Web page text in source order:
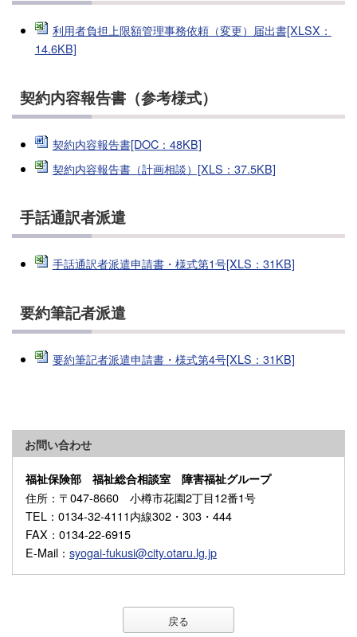
利用者負担上限額管理事務依頼（変更）届出書[XLSX：
14.6KB]
契約内容報告書（参考様式）
契約内容報告書[DOC：48KB]
契約内容報告書（計画相談）[XLS：37.5KB]
手話通訳者派遣
手話通訳者派遣申請書・様式第1号[XLS：31KB]
要約筆記者派遣
要約筆記者派遣申請書・様式第4号[XLS：31KB]
お問い合わせ
福祉保険部 福祉総合相談室 障害福祉グループ
住所 ：〒047-8660 小樽市花園2丁目12番1号
TEL ：0134-32-4111内線302・303・444
FAX ：0134-22-6915
E-Mail ： syogai-fukusi@city.otaru.lg.jp
戻る